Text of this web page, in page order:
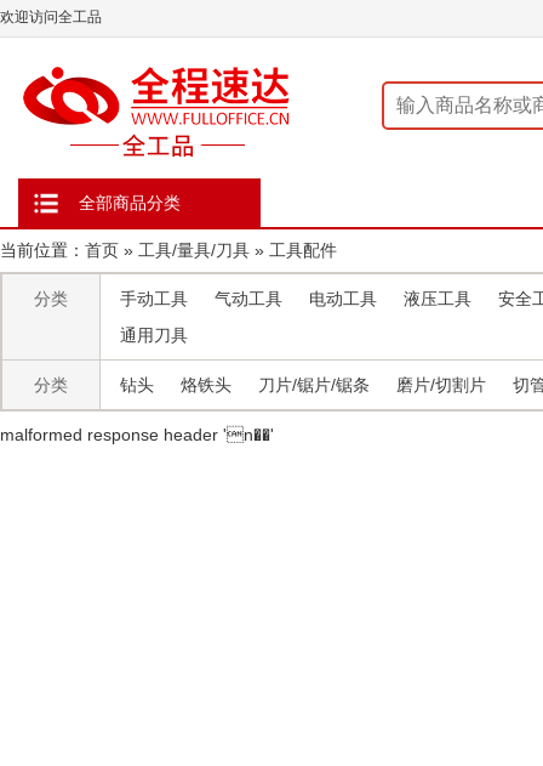
欢迎访问全工品
全部商品分类
当前位置： 首页 » 工具/量具/刀具 » 工具配件
分类 手动工具 气动工具 电动工具 液压工具
安全
通用刀具
分类 钻头 烙铁头 刀片/锯片/锯条 磨片/切割片 切
malformed response header ' n��'